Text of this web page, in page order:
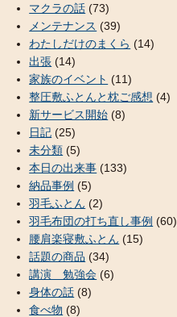
マクラの話 (73)
メンテナンス (39)
わたしだけのまくら (14)
出張 (14)
家族のイベント (11)
整圧敷ふとんと枕ご感想 (4)
新サービス開始 (8)
日記 (25)
未分類 (5)
本日の出来事 (133)
納品事例 (5)
羽毛ふとん (2)
羽毛布団の打ち直し事例 (60)
腰肩楽寝敷ふとん (15)
話題の商品 (34)
講演 勉強会 (6)
身体の話 (8)
食べ物 (8)